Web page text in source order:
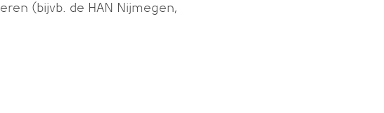
(bijvb. de HAN Nijmegen,